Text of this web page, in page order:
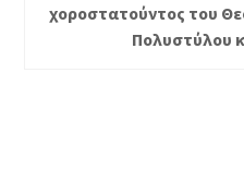
χοροστατούντος του
Πολυστύλου